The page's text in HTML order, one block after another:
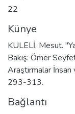
22
Künye
KULELİ, Mesut.
Bakış: Ömer
Araştırmalar
293-313.
Bağlantı